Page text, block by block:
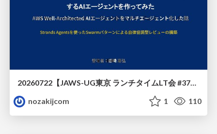
20260722【JAWS-UG東京 ランチタイムLT会 #37④】AWS Well-Architectedフレームワークに沿った回答をするAIエージェントを作ってみた
nozakijcom
1 110